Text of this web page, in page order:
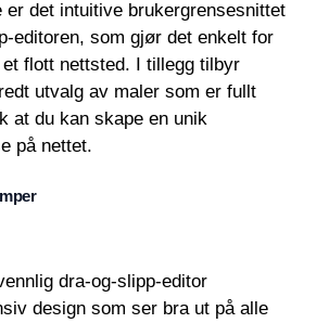
er det intuitive brukergrensesnittet
editoren, som gjør det enkelt for
flott nettsted. I tillegg tilbyr
utvalg av maler som er fullt
at du kan skape en unik
på nettet.
dra-og-slipp-editor
design som ser bra ut på alle